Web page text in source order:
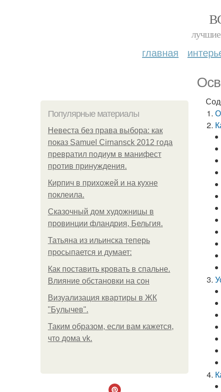
лучшие
главная
Популярные материалы
Невеста без права выбора: как
показ Samuel Cirnansck 2012 года
превратил подиум в манифест
против принуждения.
Кирпич в прихожей и на кухне
поклеила.
Сказочный дом художницы в
провинции фландрия, Бельгия.
Татьяна из ильинска теперь
просыпается и думает:
Как поставить кровать в спальне.
Влияние обстановки на сон
Визуализация квартиры в ЖК
"Булычев".
Таким образом, если вам кажется,
что дома vk.